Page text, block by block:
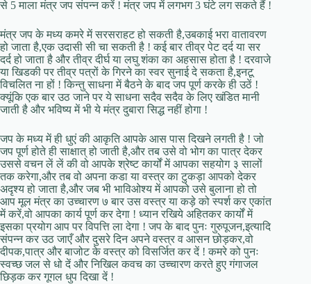
से 5 माला मंत्र जप संपन्न करें ! मंत्र जप में लगभग 3 घंटे लग सकते हैं !
मंत्र जप के मध्य कमरे में सरसराहट हो सकती है,उबकाई भरा वातावरण
हो जाता है,एक उदासी सी चा सकती है ! कई बार तीव्र पेट दर्द या सर
दर्द हो जाता है और तीव्र दीर्घ या लघु शंका का अहसास होता है ! दरवाजे
या खिडकी पर तीव्र पत्रों के गिरने का स्वर सुनाई दे सकता है,इनटू
विचलित ना हों ! किन्तु साधना में बैठने के बाद जप पूर्ण करके ही उठें !
क्यूंकि एक बार उठ जाने पर ये साधना सदैव सदैव के लिए खंडित मानी
जाती है और भविष्य में भी ये मंत्र दुबारा सिद्ध नहीं होगा !
जप के मध्य में ही धुएं की आकृति आपके आस पास दिखने लगती है ! जो
जप पूर्ण होते ही साक्षात् हो जाती है,और तब उसे वो भोग का पात्र देकर
उससे वचन लें लें की वो आपके श्रेष्ट कार्यों में आपका सहयोग ३ सालों
तक करेगा,और तब वो अपना कडा या वस्त्र का टुकड़ा आपको देकर
अदृश्य हो जाता है,और जब भी भाविओश्य में आपको उसे बुलाना हो तो
आप मूल मंत्र का उच्चारण ७ बार उस वस्त्र या कड़े को स्पर्श कर एकांत
में करें,वो आपका कार्य पूर्ण कर देगा ! ध्यान रखिये अहितकर कार्यों में
इसका प्रयोग आप पर विपत्ति ला देगा ! जप के बाद पुनः गुरुपूजन,इत्यादि
संपन्न कर उठ जाएँ और दुसरे दिन अपने वस्त्र व आसन छोड़कर,वो
दीपक,पात्र और बाजोट के वस्त्र को विसर्जित कर दें ! कमरे को पुनः
स्वच्छ जल से धो दें और निखिल कवच का उच्चारण करते हुए गंगाजल
छिड़क कर गूगल धुप दिखा दें !